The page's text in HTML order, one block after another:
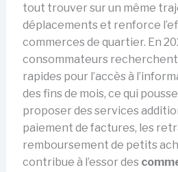
tout trouver sur un même
déplacements et renforce
commerces de quartier. En
consommateurs recherchent
rapides pour l’accès à
des fins de mois, ce qui
proposer des services
paiement de factures, les
remboursement de petits
contribue à l’essor des